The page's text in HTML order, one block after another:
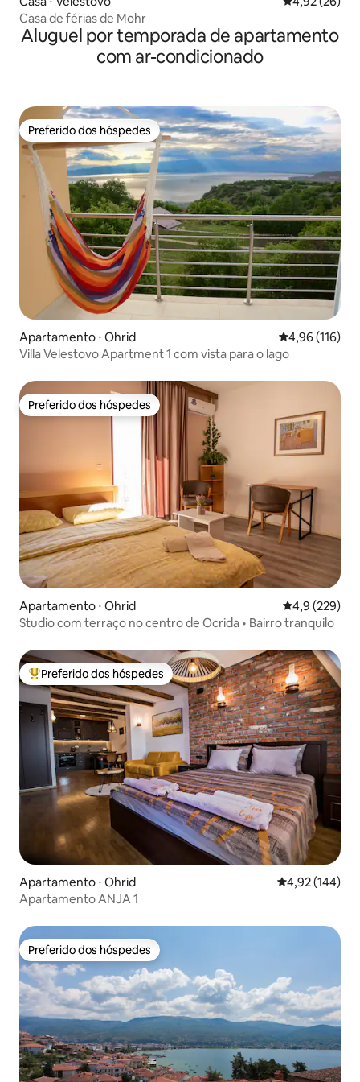
Casa de férias de Mohr
Aluguel por temporada de apartamento
com ar-condicionado
Preferido dos hóspedes
Preferido dos hóspedes
Apartamento ⋅ Ohrid 4,96 de uma
4,96 (116)
Villa Velestovo Apartment 1 com vista para o lago
Preferido dos hóspedes
Preferido dos hóspedes
Apartamento ⋅ Ohrid 4,9 de uma
4,9 (229)
Studio com terraço no centro de Ocrida • Bairro tranquilo
Entre os melhores preferidos dos hóspedes
Preferido dos hóspedes
Apartamento ⋅ Ohrid 4,92 de uma
4,92 (144)
Apartamento ANJA 1
Preferido dos hóspedes
Preferido dos hóspedes